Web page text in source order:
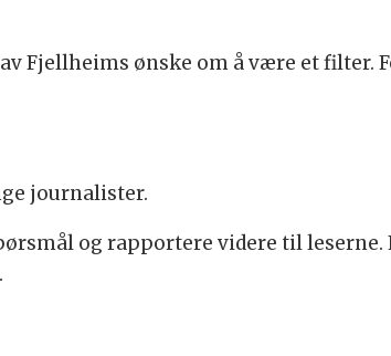
Fjellheims ønske om å være et filter.
journalister.
og rapportere videre til